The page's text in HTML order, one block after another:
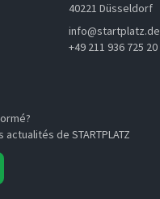
40221 Düsseldorf
info@startplatz.de
+49 211 936 725 20
de STARTPLATZ